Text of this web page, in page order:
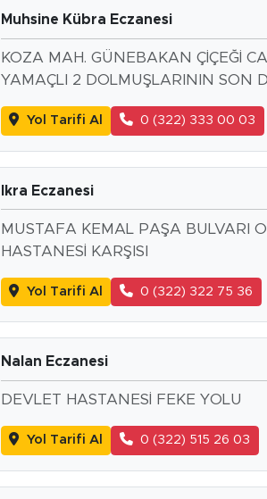
Muhsine Kübra Eczanesi
KOZA MAH. GÜNEBAKAN ÇİÇEĞİ
YAMAÇLI 2 DOLMUŞLARININ SON
Yol Tarifi Al 0 (322) 333 00 03
Ikra Eczanesi
MUSTAFA KEMAL PAŞA BULVARI
HASTANESİ KARŞISI
Yol Tarifi Al 0 (322) 322 75 36
Nalan Eczanesi
DEVLET HASTANESİ FEKE YOLU
Yol Tarifi Al 0 (322) 515 26 03